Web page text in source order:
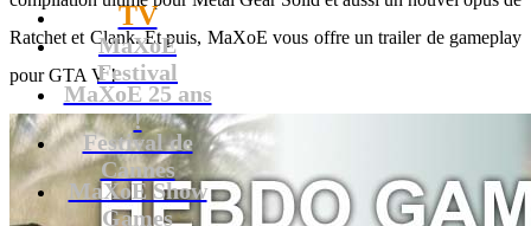
TV
MaXoE
Festival
MaXoE 25 ans
!
Festival de
Cannes
MaXoE Show
Games
Ratchet et Clank. Et puis, MaXoE vous offre un trailer de gameplay
pour GTA V !